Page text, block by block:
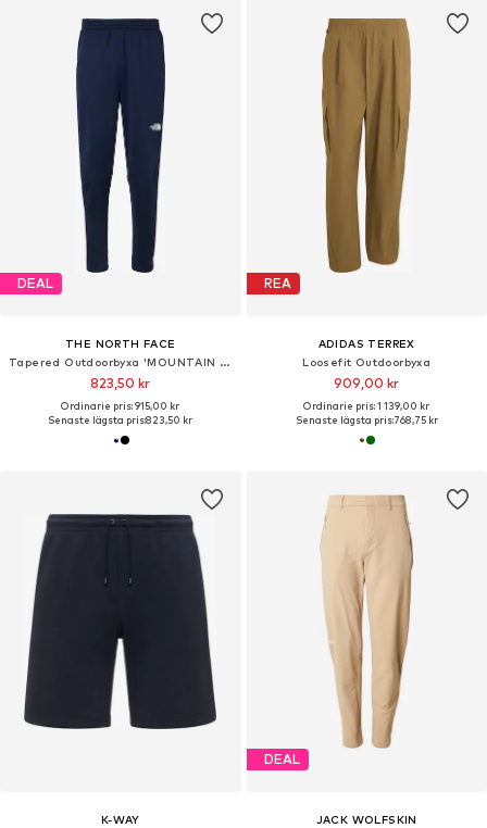
DEAL
THE NORTH FACE
Tapered Outdoorbyxa 'MOUNTAIN ATHLETICS 2.0'
823,50 kr
Ordinarie pris: 915,00 kr
Senaste lägsta pris:823,50 kr
REA
ADIDAS TERREX
Loosefit Outdoorbyxa
909,00 kr
Ordinarie pris: 1 139,00 kr
Senaste lägsta pris:768,75 kr
K-WAY
DEAL
JACK WOLFSKIN